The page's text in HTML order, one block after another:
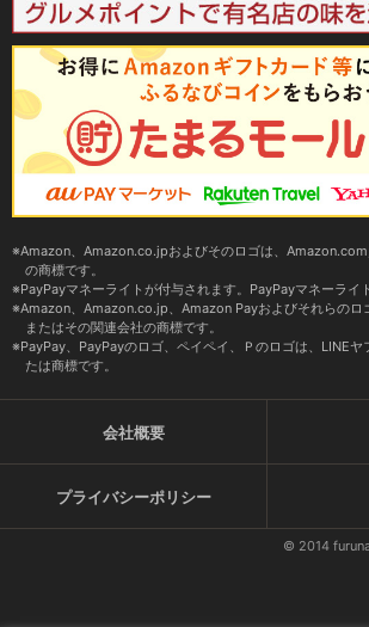
Amazon、Amazon.co.jpおよびそのロゴは、
の商標です。
PayPayマネーライトが付与されます。PayPayマネーライ
Amazon、Amazon.co.jp、Amazon Payおよびそれらのロ
またはその関連会社の商標です。
PayPay、PayPayのロゴ、ペイペイ、Ｐのロゴは、LINEヤ
たは商標です。
会社概要
プライバシーポリシー
© 2014